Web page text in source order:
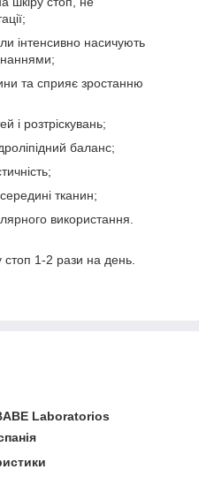
інтенсивно насичують
та сприяє зростанню
і розтріскувань;
баланс;
тканин;
використання.
стоп 1-2 рази на день.
Laboratorios